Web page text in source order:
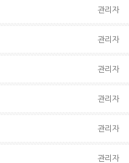
관리자
관리자
관리자
관리자
관리자
관리자